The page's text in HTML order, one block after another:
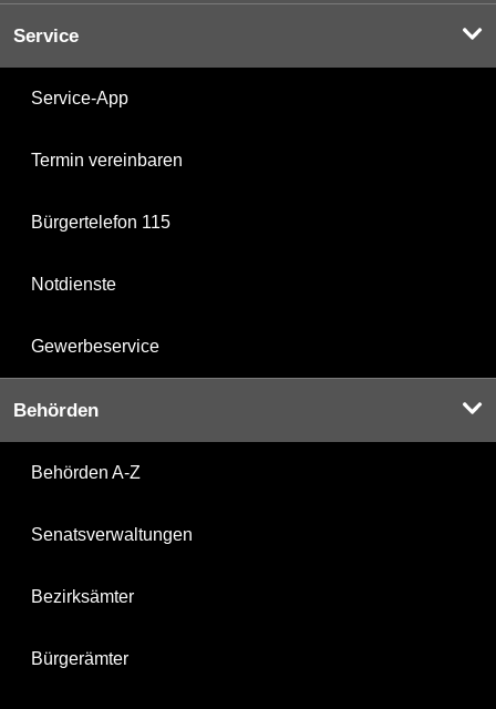
Service
Service-App
Termin vereinbaren
Bürgertelefon 115
Notdienste
Gewerbeservice
Behörden
Behörden A-Z
Senatsverwaltungen
Bezirksämter
Bürgerämter